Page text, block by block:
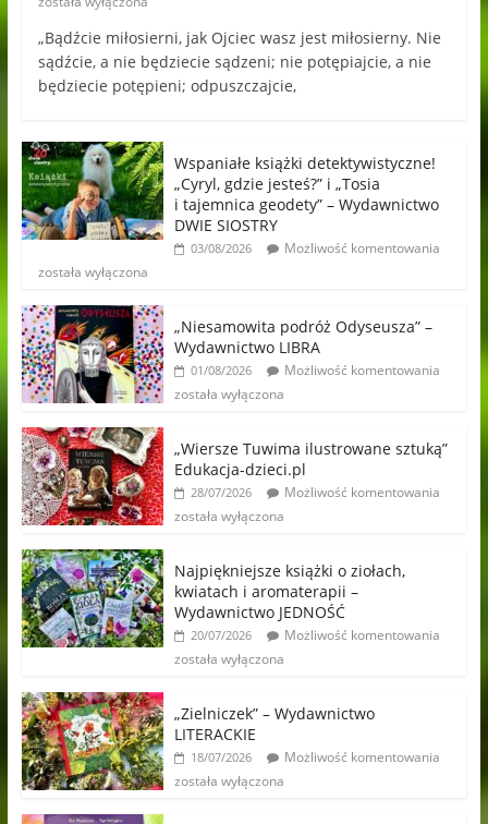
„Bądźcie miłosierni, jak Ojciec wasz jest miłosierny. Nie
sądźcie, a nie będziecie sądzeni; nie potępiajcie, a nie
będziecie potępieni; odpuszczajcie,
Wspaniałe książki detektywistyczne!
„Cyryl, gdzie jesteś?” i „Tosia
i tajemnica geodety” – Wydawnictwo
DWIE SIOSTRY
03/08/2026
Możliwość komentowania
została wyłączona
„Niesamowita podróż Odyseusza” –
Wydawnictwo LIBRA
01/08/2026
Możliwość komentowania
została wyłączona
„Wiersze Tuwima ilustrowane sztuką”
Edukacja-dzieci.pl
28/07/2026
Możliwość komentowania
została wyłączona
Najpiękniejsze książki o ziołach,
kwiatach i aromaterapii –
Wydawnictwo JEDNOŚĆ
20/07/2026
Możliwość komentowania
została wyłączona
„Zielniczek” – Wydawnictwo
LITERACKIE
18/07/2026
Możliwość komentowania
została wyłączona